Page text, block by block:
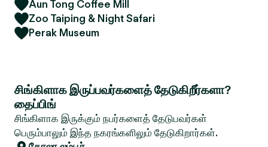
Aun Tong Coffee Mill
Zoo Taiping & Night Safari
Perak Museum
சிங்கிளாக இருப்பவர்களைத் தேடுகிறீர்களா?
தைப்பிங்
சிங்கிளாக இருக்கும் நபர்களைத் தேடுபவர்கள்
பெரும்பாலும் இந்த நகரங்களிலும் தேடுகிறார்கள்.